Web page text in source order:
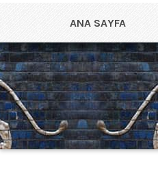
ANA SAYFA